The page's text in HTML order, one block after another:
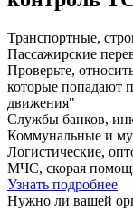
Транспортные,
Пассажирские
Проверьте,
которые попадают
движения"
Службы банков,
Коммунальные и
Логистические,
МЧС, скорая
Узнать подробнее
Нужно ли вашей